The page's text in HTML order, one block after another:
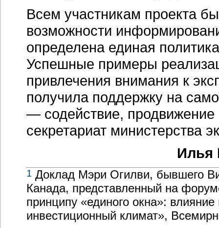
Всем участникам проекта
возможности
определена единая
Успешные примеры
привлечения внимания к
получила поддержку на
— содействие, продвижение
секретариат министерства
Илья
1 Доклад Мэри Огилви, бывшего
Канада, представленный на
принципу «единого окна»:
инвестиционный климат»,